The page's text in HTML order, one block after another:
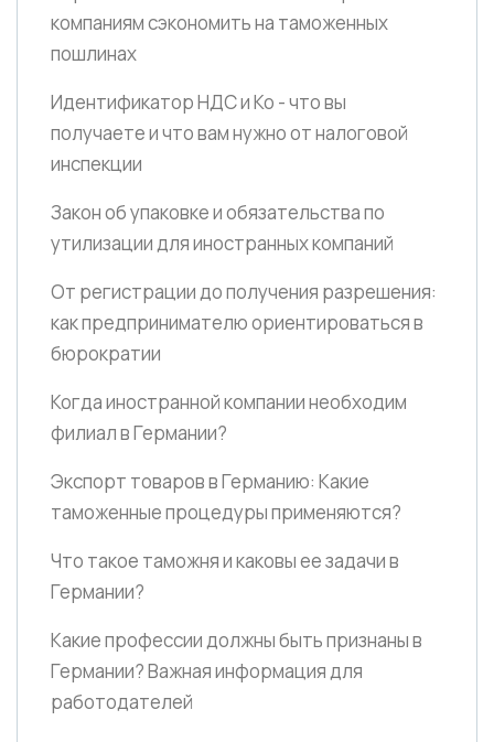
компаниям сэкономить на таможенных
пошлинах
Идентификатор НДС и Ко - что вы
получаете и что вам нужно от налоговой
инспекции
Закон об упаковке и обязательства по
утилизации для иностранных компаний
От регистрации до получения разрешения:
как предпринимателю ориентироваться в
бюрократии
Когда иностранной компании необходим
филиал в Германии?
Экспорт товаров в Германию: Какие
таможенные процедуры применяются?
Что такое таможня и каковы ее задачи в
Германии?
Какие профессии должны быть признаны в
Германии? Важная информация для
работодателей